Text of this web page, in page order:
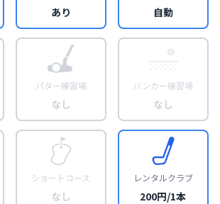
あり 自動
パター練習場
なし
バンカー練習場
なし
ショートコース
なし
レンタルクラブ
200円/1本